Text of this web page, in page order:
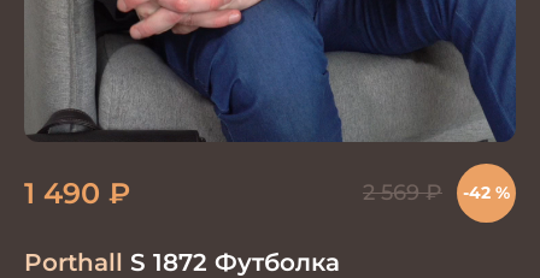
Porthall S 1872 Футболка
1 490 ₽ 2 569₽ -42 %